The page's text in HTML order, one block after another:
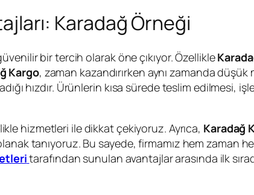
Karadağ Örneği
bir tercih olarak öne çıkıyor. Özellikle
Kargo, zaman kazandırırken aynı zamanda
hızdır. Ürünlerin kısa sürede teslim edilmesi,
hizmetleri ile dikkat çekiyoruz. Ayrıca, Karadağ
tanıyoruz. Bu sayede, firmamız hem zaman
tarafından sunulan avantajlar arasında ilk